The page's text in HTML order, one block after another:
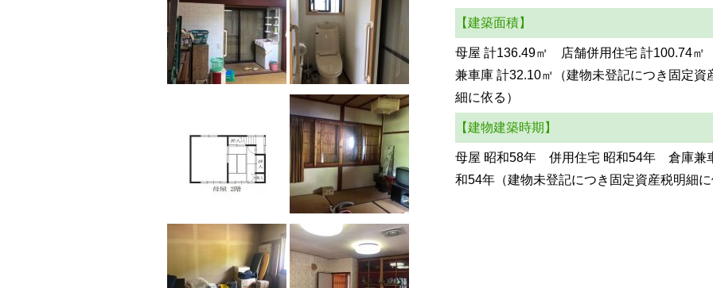
【建築面積】
母屋 計136.49㎡ 店舗併用住宅 計100.74
兼車庫 計32.10㎡（建物未登記につき固定資
細に依る）
【建物建築時期】
母屋 昭和58年 併用住宅 昭和54年 倉庫兼
和54年（建物未登記につき固定資産税明細